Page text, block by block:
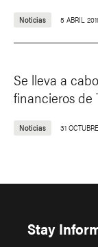
Noticias 5 ABRIL
Se lleva a
financieros de
Noticias 31
Stay